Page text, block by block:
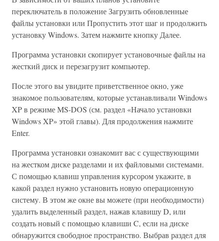
переключатель в положение Загрузить обновленные
файлы установки или Пропустить этот шаг и продолжить
установку Windows. Затем нажмите кнопку Далее.
Программа установки скопирует установочные файлы на
жесткий диск и перезагрузит компьютер.
После этого вы увидите приветственное окно, уже
знакомое пользователям, которые устанавливали Windows
XP в режиме MS-DOS (см. раздел «Начало установки
Windows XP» этой главы). Для продолжения нажмите
Enter.
Программа установки ознакомит вас с существующими
на жестком диске разделами и их файловыми системами.
С помощью клавиш управления курсором укажите, в
какой раздел нужно установить новую операционную
систему. В этом же окне вы можете (при необходимости)
удалить выделенный раздел, нажав клавишу D, или
создать новый с помощью клавиши C, если на диске
обнаружится свободное пространство. Выбрав раздел для